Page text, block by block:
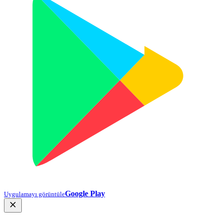
Uygulamayı görüntüleGoogle Play